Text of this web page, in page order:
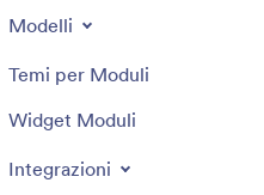
Modelli
Temi per Moduli
Widget Moduli
Integrazioni